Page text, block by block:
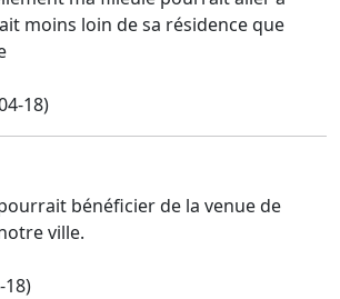
moins loin de sa résidence que
18)
bénéficier de la venue de
ville.
18)